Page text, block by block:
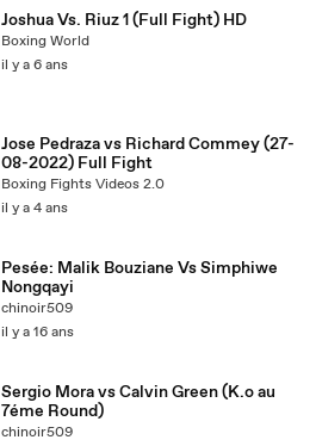
Joshua Vs. Riuz 1 (Full Fight) HD
Boxing World
il y a 6 ans
Jose Pedraza vs Richard Commey (27-
08-2022) Full Fight
Boxing Fights Videos 2.0
il y a 4 ans
Pesée: Malik Bouziane Vs Simphiwe
Nongqayi
chinoir509
il y a 16 ans
Sergio Mora vs Calvin Green (K.o au
7éme Round)
chinoir509